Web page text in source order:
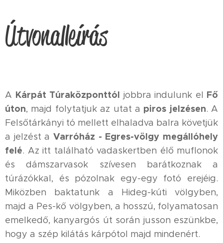
Útvonalleírás
A Kárpát Túraközponttól jobbra indulunk el Fő
úton, majd folytatjuk az utat a piros jelzésen. A
Felsőtárkányi tó mellett elhaladva balra követjük
a jelzést a Varróház - Egres-völgy megállóhely
felé. Az itt található vadaskertben élő muflonok
és dámszarvasok szívesen barátkoznak a
túrázókkal, és pózolnak egy-egy fotó erejéig.
Miközben baktatunk a Hideg-kúti völgyben,
majd a Pes-kő völgyben, a hosszú, folyamatosan
emelkedő, kanyargós út során jusson eszünkbe,
hogy a szép kilátás kárpótol majd mindenért.